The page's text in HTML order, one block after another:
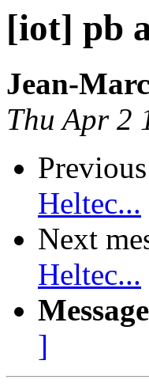
[iot] pb
Jean-
Thu Apr 2
Heltec...
Next
Heltec...
]